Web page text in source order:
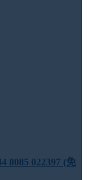
8085 022397 (免